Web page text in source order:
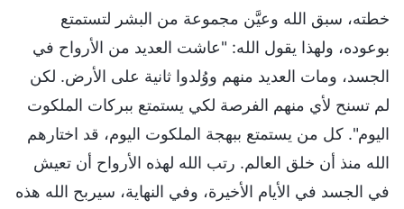
خطته، سبق الله وعيَّن مجموعة من البشر لتستمتع
بوعوده، ولهذا يقول الله: "عاشت العديد من الأرواح في
الجسد، ومات العديد منهم ووُلدوا ثانية على الأرض. لكن
لم تسنح لأي منهم الفرصة لكي يستمتع ببركات الملكوت
اليوم". كل من يستمتع ببهجة الملكوت اليوم، قد اختارهم
الله منذ أن خلق العالم. رتب الله لهذه الأرواح أن تعيش
في الجسد في الأيام الأخيرة، وفي النهاية، سيربح الله هذه